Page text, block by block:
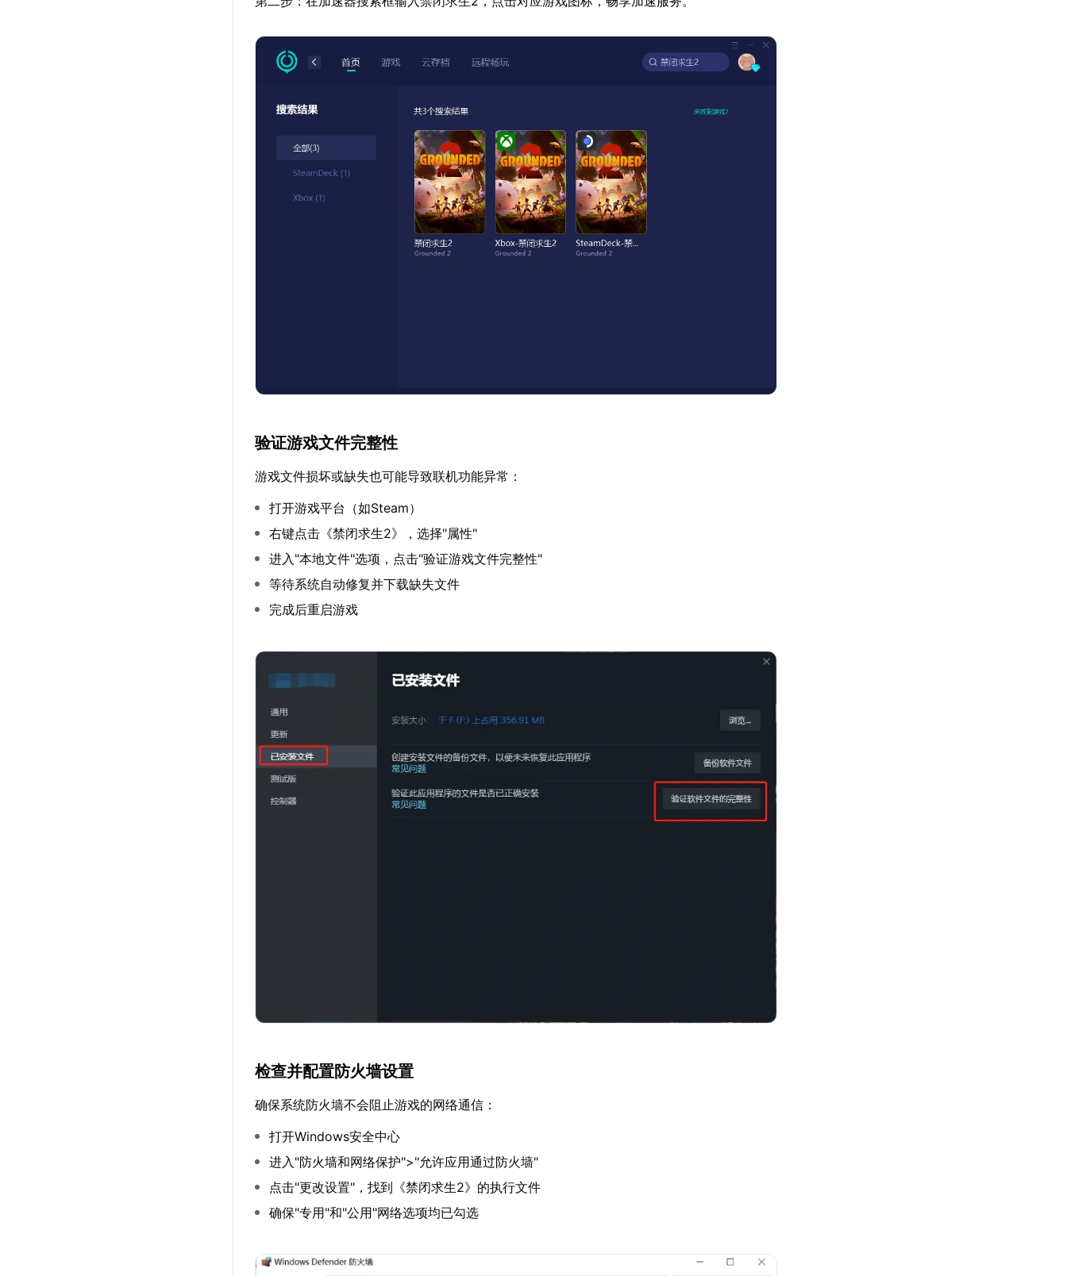
验证游戏文件完整性
游戏文件损坏或缺失也可能导致联机功能异常：
打开游戏平台（如Steam）
右键点击《禁闭求生2》，选择"属性"
进入"本地文件"选项，点击"验证游戏文件完整性"
等待系统自动修复并下载缺失文件
完成后重启游戏
检查并配置防火墙设置
确保系统防火墙不会阻止游戏的网络通信：
打开Windows安全中心
进入"防火墙和网络保护">"允许应用通过防火墙"
点击"更改设置"，找到《禁闭求生2》的执行文件
确保"专用"和"公用"网络选项均已勾选